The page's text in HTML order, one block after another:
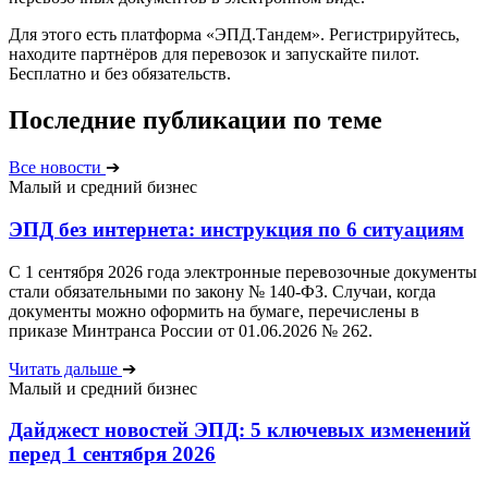
Для этого есть платформа «ЭПД.Тандем». Регистрируйтесь,
находите партнёров для перевозок и запускайте пилот.
Бесплатно и без обязательств.
Последние публикации по теме
Все новости ➔
Малый и средний бизнес
ЭПД без интернета: инструкция по 6 ситуациям
С 1 сентября 2026 года электронные перевозочные документы
стали обязательными по закону № 140-ФЗ. Случаи, когда
документы можно оформить на бумаге, перечислены в
приказе Минтранса России от 01.06.2026 № 262.
Читать дальше ➔
Малый и средний бизнес
Дайджест новостей ЭПД: 5 ключевых изменений
перед 1 сентября 2026